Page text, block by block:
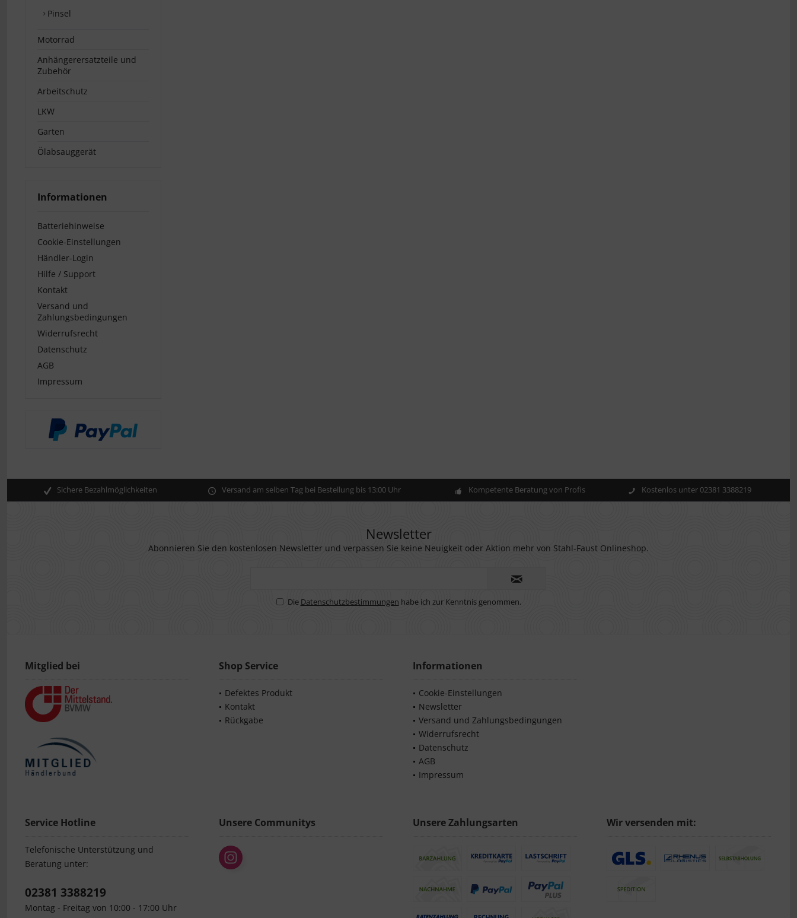
Pinsel
Motorrad
Anhängerersatzteile und
Zubehör
Arbeitschutz
LKW
Garten
Ölabsauggerät
Informationen
Batteriehinweise
Cookie-Einstellungen
Händler-Login
Hilfe / Support
Kontakt
Versand und
Zahlungsbedingungen
Widerrufsrecht
Datenschutz
AGB
Impressum
Sichere Bezahlmöglichkeiten Versand am selben Tag bei Bestellung bis 13:00 Uhr Kompetente Beratung von Profis Kostenlos unter 02381 3388219
Newsletter
Abonnieren Sie den kostenlosen Newsletter und verpassen Sie keine Neuigkeit oder Aktion mehr von Stahl-Faust Onlineshop.
Die Datenschutzbestimmungen habe ich zur Kenntnis genommen.
Mitglied bei Shop Service
Defektes Produkt
Kontakt
Rückgabe
Informationen
Cookie-Einstellungen
Newsletter
Versand und Zahlungsbedingungen
Widerrufsrecht
Datenschutz
AGB
Impressum
Service Hotline
Telefonische Unterstützung und
Beratung unter:
02381 3388219
Montag - Freitag von 10:00 - 17:00 Uhr
Unsere Communitys Unsere Zahlungsarten Wir versenden mit: